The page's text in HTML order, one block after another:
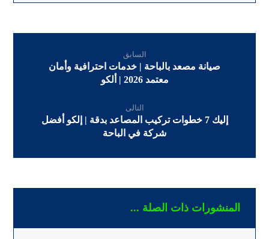
السابق
صيانة مصعد بالباحة | خدمات احترافية وأمان
معتمد 2026 | ألكو
التالى
إليك 7 خطوات تركيب المصاعد بدقة | إلكو أفضل
شركة في الباحة
المنشورات ذات الصلة ...